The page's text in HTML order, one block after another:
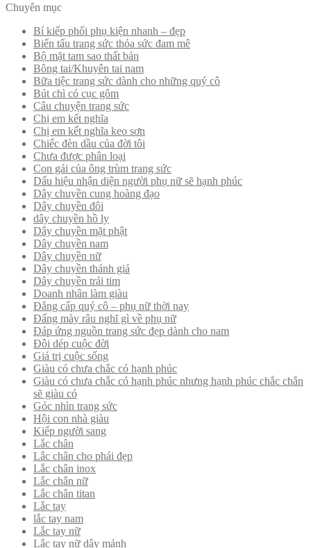
Chuyên mục
Bí kiếp phối phụ kiện nhanh – đẹp
Biến tấu trang sức thỏa sức đam mê
Bộ mặt tam sao thất bản
Bông tai/Khuyên tai nam
Bữa tiệc trang sức dành cho những quý cô
Bút chì có cục gôm
Câu chuyện trang sức
Chị em kết nghĩa
Chị em kết nghĩa keo sơn
Chiếc đèn dầu của đời tôi
Chưa được phân loại
Con gái của ông trùm trang sức
Dấu hiệu nhận diện người phụ nữ sẽ hạnh phúc
Dây chuyền cung hoàng đạo
Dây chuyền đôi
dây chuyền hồ ly
Dây chuyền mặt phật
Dây chuyền nam
Dây chuyền nữ
Dây chuyền thánh giá
Dây chuyền trái tim
Doanh nhân làm giàu
Đẳng cấp quý cô – phụ nữ thời nay
Đấng mày râu nghĩ gì về phụ nữ
Đáp ứng nguồn trang sức đẹp dành cho nam
Đôi dép cuộc đời
Giá trị cuộc sống
Giàu có chưa chắc có hạnh phúc
Giàu có chưa chắc có hạnh phúc nhưng hạnh phúc chắc chắn
sẽ giàu có
Góc nhìn trang sức
Hội con nhà giàu
Kiếp người sang
Lắc chân
Lắc chân cho phái đẹp
Lắc chân inox
Lắc chân nữ
Lắc chân titan
Lắc tay
lắc tay nam
Lắc tay nữ
Lắc tay nữ dây mảnh